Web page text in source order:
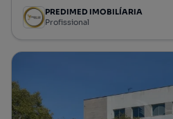
PREDIMED IMOBILÍARIA
Profissional